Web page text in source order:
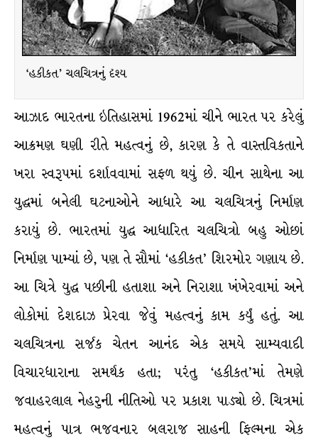
‘હકીકત’ ચલચિત્રનું દૃશ્ય
આઝાદ ભારતના ઇતિહાસમાં 1962માં ચીને ભારત પર કરેલું
આક્રમણ ઘણી રીતે મહત્વનું છે, કારણ કે તે વાસ્તવિકતાને
ખરા સ્વરૂપમાં દર્શાવવામાં સફળ થયું છે. ચીન સાથેના આ
યુદ્ધમાં બનેલી ઘટનાઓને આધારે આ ચલચિત્રનું નિર્માણ
કરાયું છે. ભારતમાં યુદ્ધ આધારિત ચલચિત્રો બહુ ઓછાં
નિર્માણ પામ્યાં છે, પણ તે સૌમાં ‘હકીકત’ શિરમોર ગણાય છે.
આ ચિત્રે યુદ્ધ પછીની હતાશા અને નિરાશા ખંખેરવામાં અને
લોકોમાં દેશદાઝ પ્રેરવા જેવું મહત્વનું કામ કર્યું હતું. આ
ચલચિત્રના સર્જક ચેતન આનંદ એક સમયે સામ્યવાદી
વિચારધારાના સમર્થક હતા; પરંતુ ‘હકીકત’માં તેમણે
જવાહરલાલ નેહરુની નીતિઓ પર પ્રકાશ પાડ્યો છે. ચિત્રમાં
મહત્વનું પાત્ર ભજવનાર બલરાજ સાહની ફિલ્મના એક